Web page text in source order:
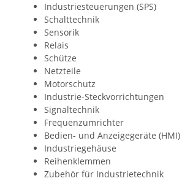
Industriesteuerungen (SPS)
Schalttechnik
Sensorik
Relais
Schütze
Netzteile
Motorschutz
Industrie-Steckvorrichtungen
Signaltechnik
Frequenzumrichter
Bedien- und Anzeigegeräte (HMI)
Industriegehäuse
Reihenklemmen
Zubehör für Industrietechnik